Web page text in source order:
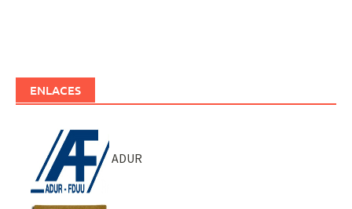
ENLACES
ADUR